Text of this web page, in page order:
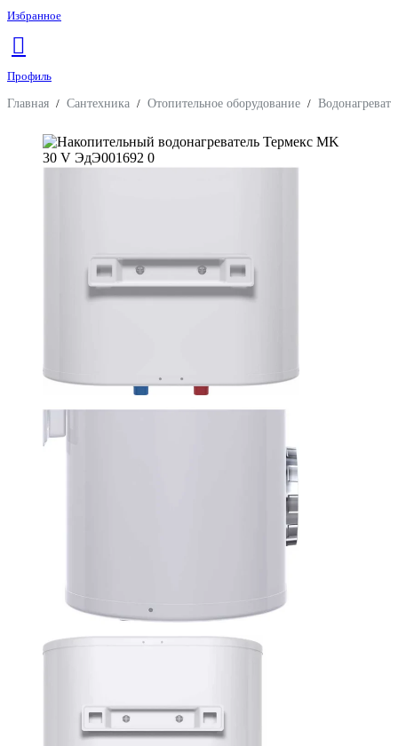
Избранное
Профиль
Главная / Сантехника / Отопительное оборудование /